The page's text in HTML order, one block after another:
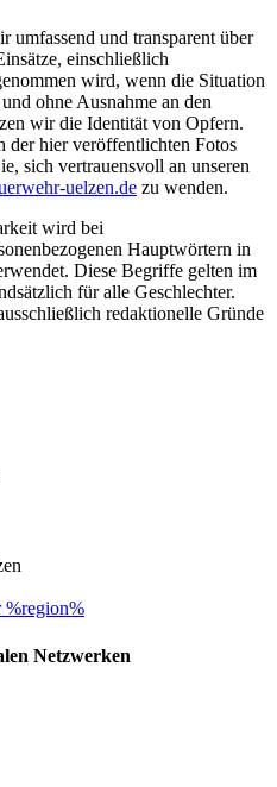
umfassend und transparent über
einschließlich
wird, wenn die Situation
ohne Ausnahme an den
wir die Identität von Opfern.
der hier veröffentlichten Fotos
sich vertrauensvoll an unseren
uelzen.de zu wenden.
wird bei
Hauptwörtern in
Diese Begriffe gelten im
für alle Geschlechter.
redaktionelle Gründe
Netzwerken